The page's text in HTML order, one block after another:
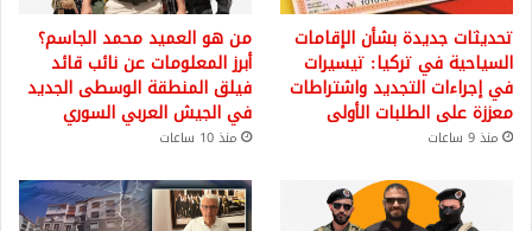
تحديثات جديدة بشأن الإقامات
السياحية في تركيا: تيسيرات
في إجراءات التجديد واشتراطات
معززة على الطلبات الأولى
منذ 9 ساعات
من هو العميد محمد الجاسم؟
أبرز المعلومات عن نائب قائد
فيلق المنطقة الوسطى الجديد
في الجيش العربي السوري
منذ 10 ساعات